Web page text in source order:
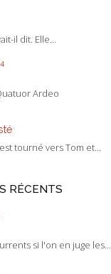
il dit. Elle...
Ardeo
tourné vers Tom et...
RÉCENTS
si l'on en juge les...